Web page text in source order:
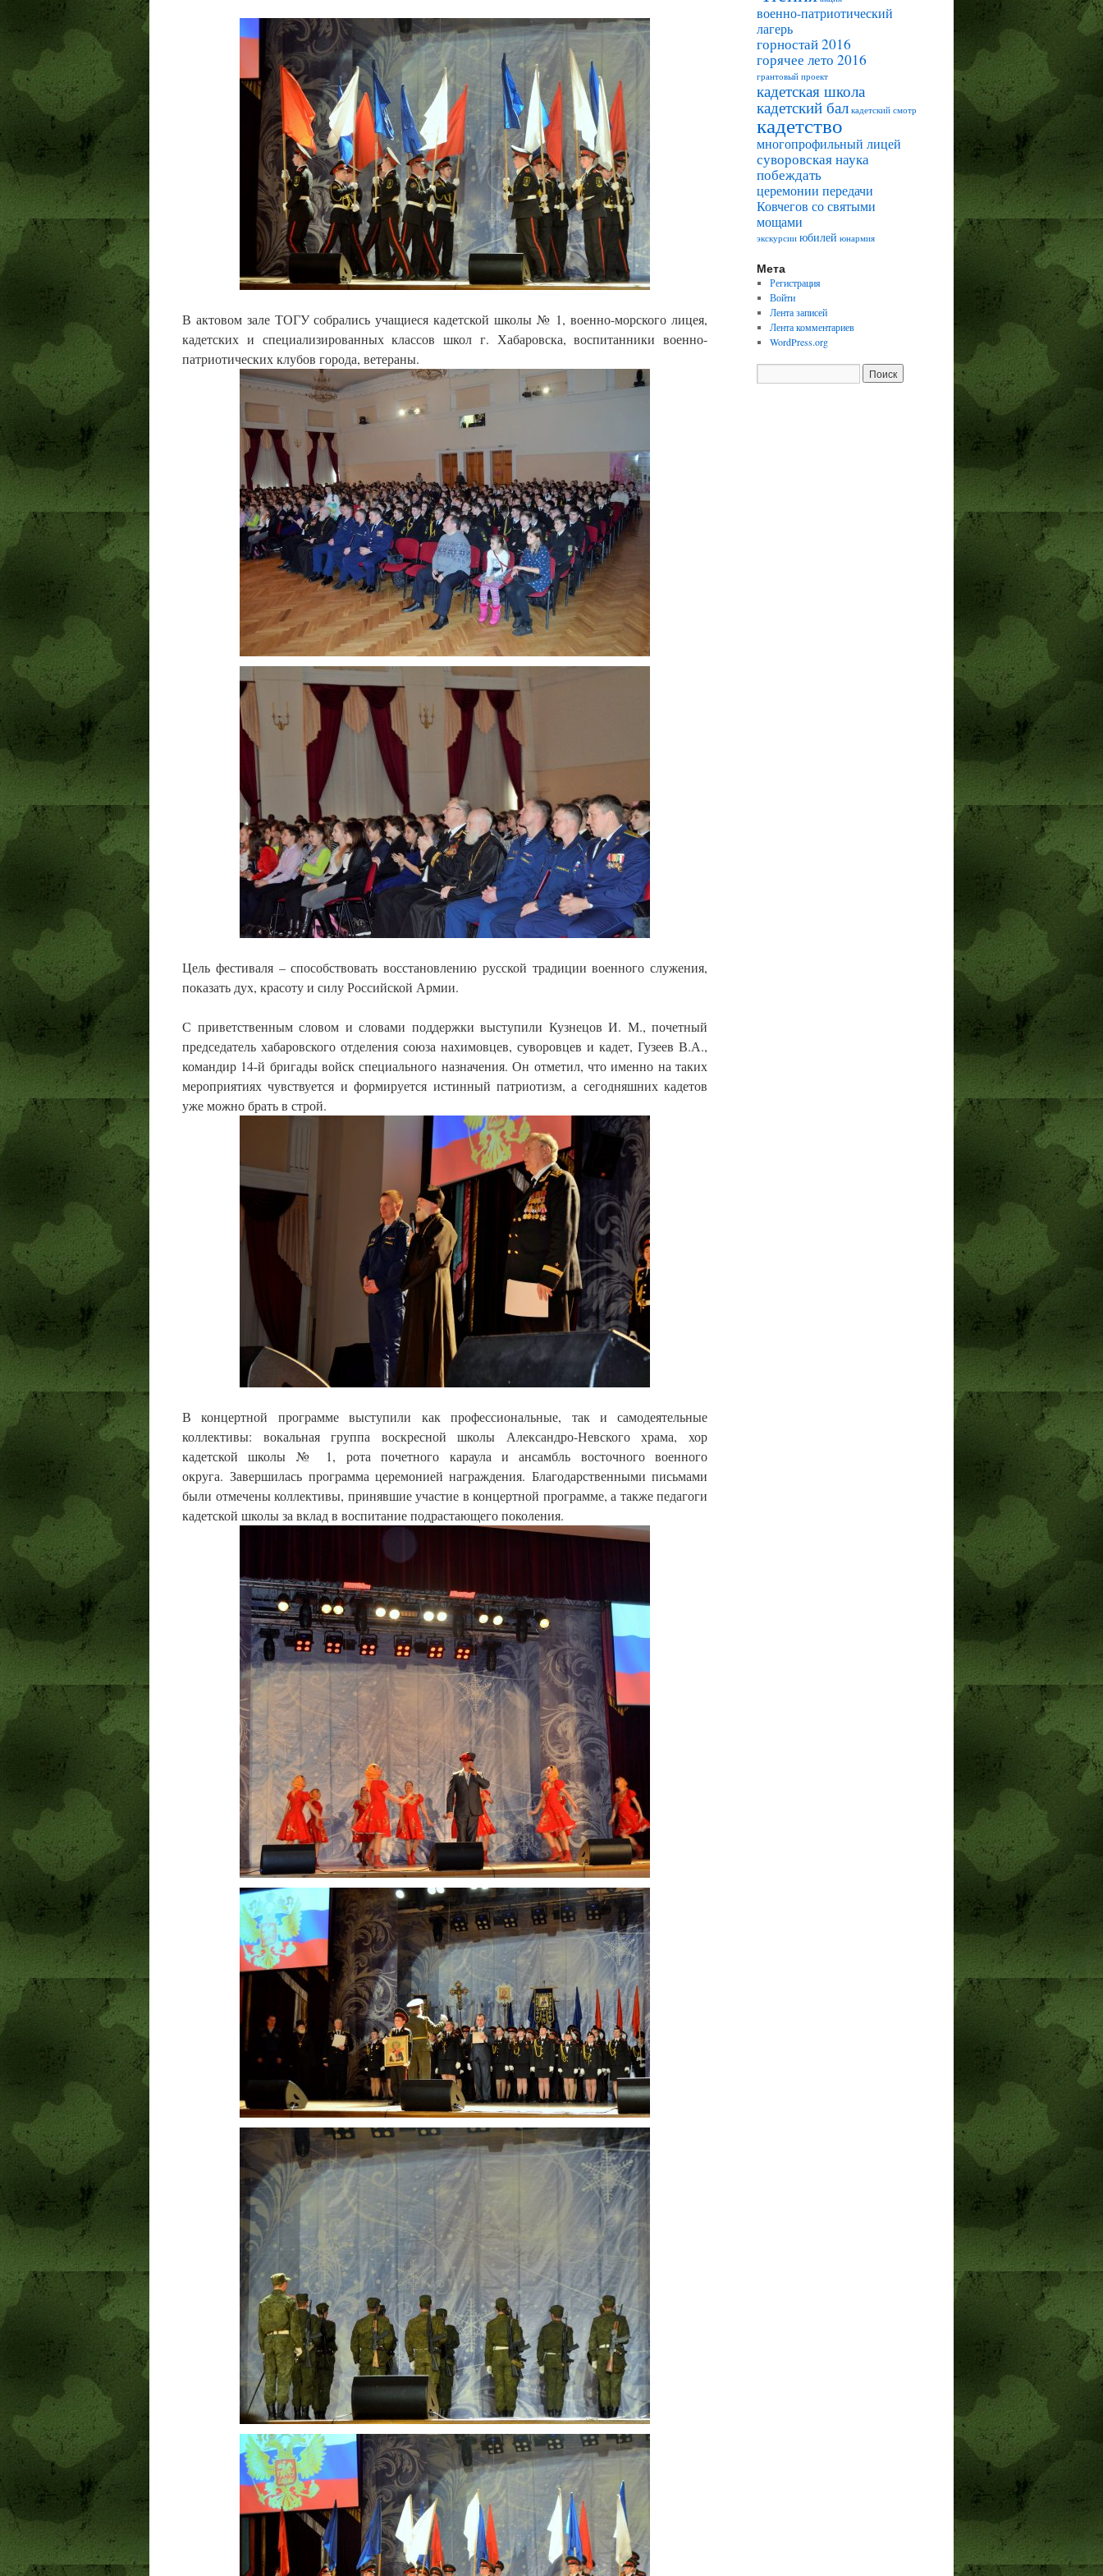
В актовом зале ТОГУ собрались учащиеся кадетской школы № 1, военно-морского лицея,
кадетских и специализированных классов школ г. Хабаровска, воспитанники военно-
патриотических клубов города, ветераны.
Цель фестиваля – способствовать восстановлению русской традиции военного служения,
показать дух, красоту и силу Российской Армии.
С приветственным словом и словами поддержки выступили Кузнецов И. М., почетный
председатель хабаровского отделения союза нахимовцев, суворовцев и кадет, Гузеев В.А.,
командир 14-й бригады войск специального назначения. Он отметил, что именно на таких
мероприятиях чувствуется и формируется истинный патриотизм, а сегодняшних кадетов
уже можно брать в строй.
В концертной программе выступили как профессиональные, так и самодеятельные
коллективы: вокальная группа воскресной школы Александро-Невского храма, хор
кадетской школы № 1, рота почетного караула и ансамбль восточного военного
округа. Завершилась программа церемонией награждения. Благодарственными письмами
были отмечены коллективы, принявшие участие в концертной программе, а также педагоги
кадетской школы за вклад в воспитание подрастающего поколения.
военно-патриотический
лагерь
горностай 2016
горячее лето 2016
грантовый проект
кадетская школа
кадетский бал кадетский смотр
кадетство
многопрофильный лицей
суворовская наука
побеждать
церемонии передачи
Ковчегов со святыми
мощами
экскурсии юбилей юнармия
Мета
Регистрация
Войти
Лента записей
Лента комментариев
WordPress.org